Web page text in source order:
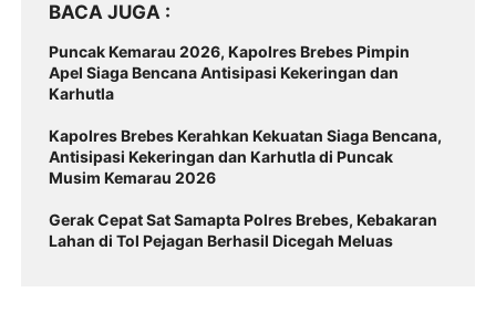
BACA JUGA
Puncak Kemarau 2026, Kapolres Brebes Pimpin
Apel Siaga Bencana Antisipasi Kekeringan dan
Karhutla
Kapolres Brebes Kerahkan Kekuatan Siaga Bencana,
Antisipasi Kekeringan dan Karhutla di Puncak
Musim Kemarau 2026
Gerak Cepat Sat Samapta Polres Brebes, Kebakaran
Lahan di Tol Pejagan Berhasil Dicegah Meluas